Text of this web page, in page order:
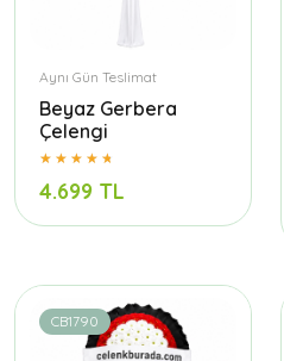
Aynı Gün Teslimat
Beyaz Gerbera
Çelengi
4.699 TL
CB1790